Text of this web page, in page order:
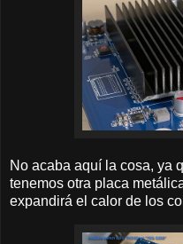
No acaba aquí la cosa, ya
tenemos otra placa
expandirá el calor de los